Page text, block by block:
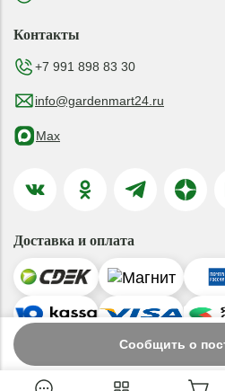
Сообщить о
Контакты
+7 991 898 83 30
info@gardenmart24.ru
Max
Доставка и оплата
© 2019-2026 ООО